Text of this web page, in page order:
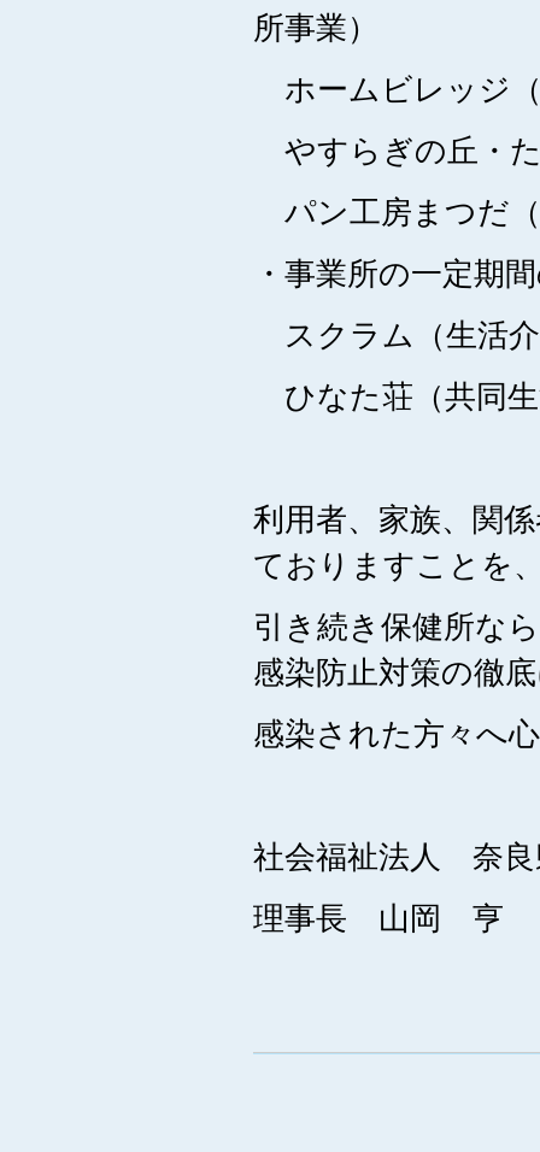
所事業）
ホームビレッジ
やすらぎの丘・
パン工房まつだ
・事業所の一定期
スクラム（生活
ひなた荘（共同
利用者、家族、関
ておりますことを
引き続き保健所な
感染防止対策の徹
感染された方々へ
社会福祉法人 奈良
理事長 山岡 亨